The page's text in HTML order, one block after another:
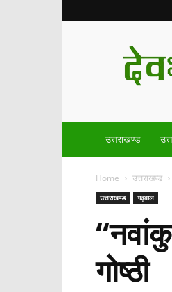
उत्तराखण्ड
Home उत्तराखण्ड
उत्तराखण्ड गढ़वाल
गोष्ठी